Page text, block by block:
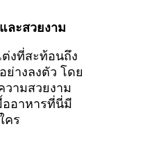
ละสวยงาม
งที่สะท้อนถึง
ย่างลงตัว โดย
วามสวยงาม
ออาหารที่นี่มี
คร